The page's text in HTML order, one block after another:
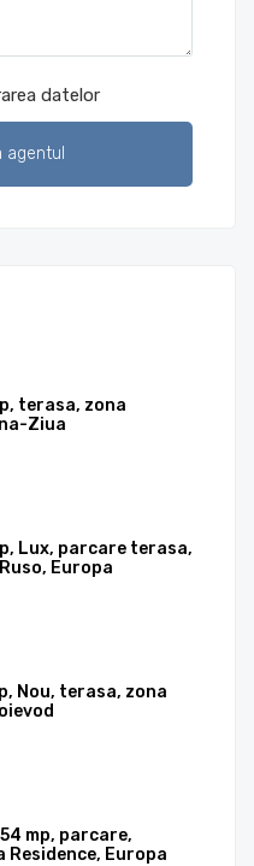
datelor
terasa, zona
Ziua
Lux, parcare terasa,
Europa
Nou, terasa, zona
mp, parcare,
Residence, Europa